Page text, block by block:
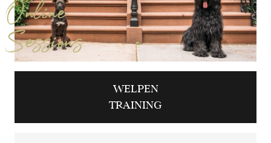
Online
Sessions
WELPEN
TRAINING